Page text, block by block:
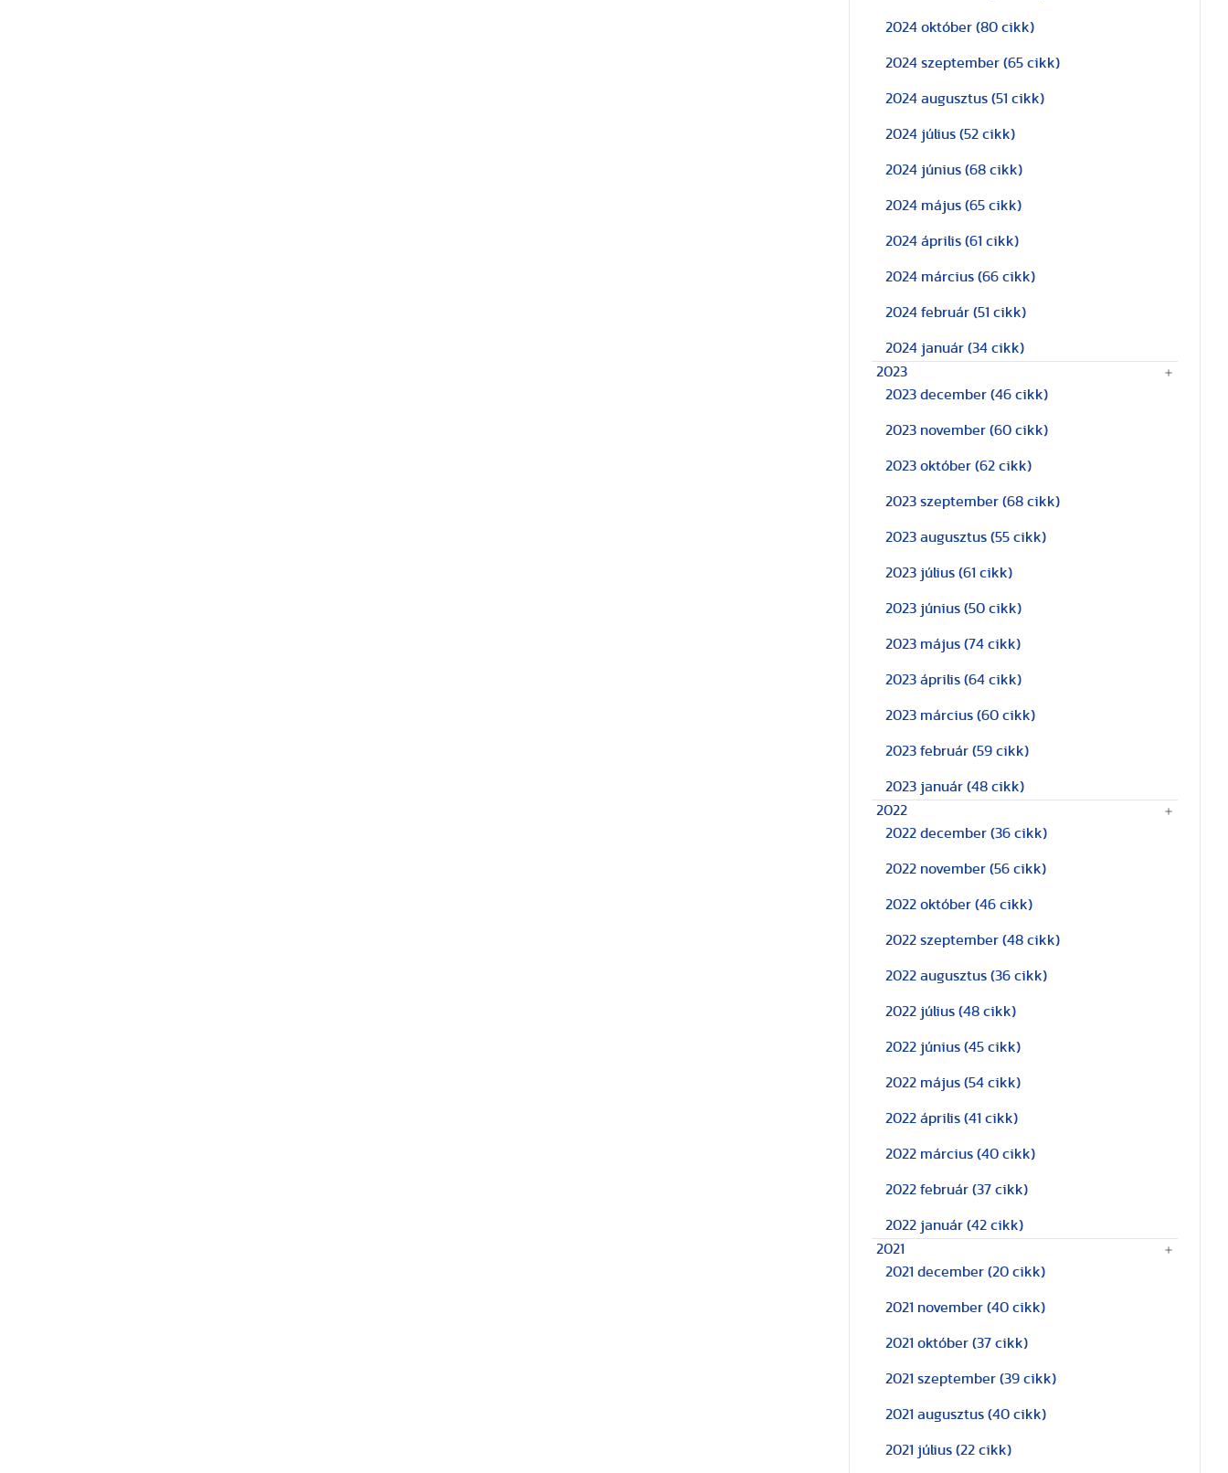
2024 október (80 cikk)
2024 szeptember (65 cikk)
2024 augusztus (51 cikk)
2024 július (52 cikk)
2024 június (68 cikk)
2024 május (65 cikk)
2024 április (61 cikk)
2024 március (66 cikk)
2024 február (51 cikk)
2024 január (34 cikk)
2023
2023 december (46 cikk)
2023 november (60 cikk)
2023 október (62 cikk)
2023 szeptember (68 cikk)
2023 augusztus (55 cikk)
2023 július (61 cikk)
2023 június (50 cikk)
2023 május (74 cikk)
2023 április (64 cikk)
2023 március (60 cikk)
2023 február (59 cikk)
2023 január (48 cikk)
2022
2022 december (36 cikk)
2022 november (56 cikk)
2022 október (46 cikk)
2022 szeptember (48 cikk)
2022 augusztus (36 cikk)
2022 július (48 cikk)
2022 június (45 cikk)
2022 május (54 cikk)
2022 április (41 cikk)
2022 március (40 cikk)
2022 február (37 cikk)
2022 január (42 cikk)
2021
2021 december (20 cikk)
2021 november (40 cikk)
2021 október (37 cikk)
2021 szeptember (39 cikk)
2021 augusztus (40 cikk)
2021 július (22 cikk)